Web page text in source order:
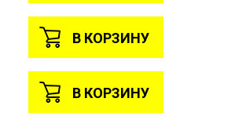
В КОРЗИНУ
В КОРЗИНУ